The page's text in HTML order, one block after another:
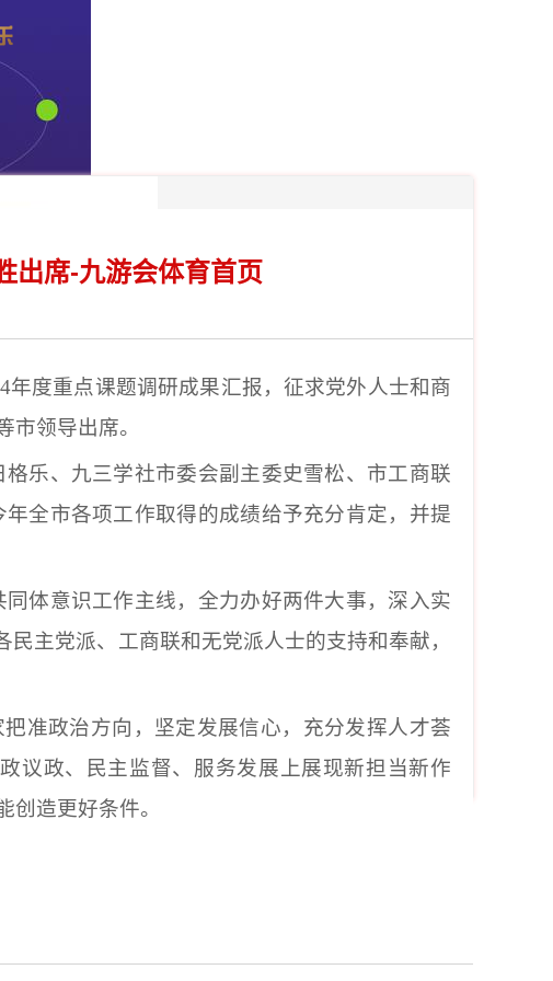
出席-九游会体育首页
年度重点课题调研成果汇报，征求党外人士和商
领导出席。
乐、九三学社市委会副主委史雪松、市工商联
全市各项工作取得的成绩给予充分肯定，并提
体意识工作主线，全力办好两件大事，深入实
主党派、工商联和无党派人士的支持和奉献，
准政治方向，坚定发展信心，充分发挥人才荟
议政、民主监督、服务发展上展现新担当新作
造更好条件。